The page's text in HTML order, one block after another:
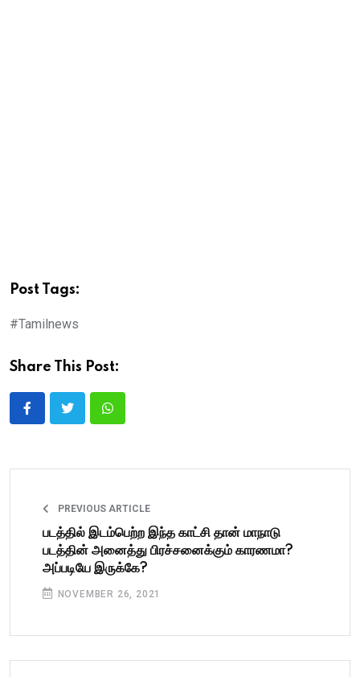
Post Tags:
#Tamilnews
Share This Post:
PREVIOUS ARTICLE
படத்தில் இடம்பெற்ற இந்த காட்சி தான் மாநாடு
படத்தின் அனைத்து பிரச்சனைக்கும் காரணமா?
அப்படியே இருக்கே?
NOVEMBER 26, 2021